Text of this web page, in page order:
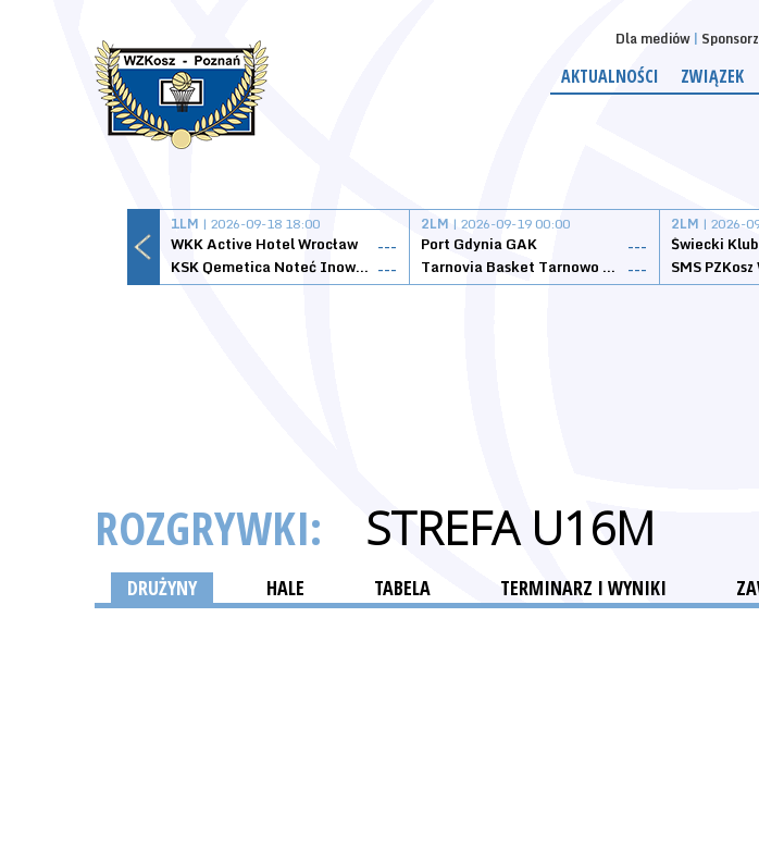
Dla mediów
AKTUALNOŚCI ZWIĄZEK
1LM | 2026-09-18 18:00
WKK Active Hotel Wrocław
---
KSK Qemetica Noteć Inowrocław ---
2LM | 2026-09-19 00:00
Port Gdynia GAK
---
Tarnovia Basket Tarnowo Podgórne ---
2LM | 2026-
Świecki
SMS
ROZGRYWKI: STREFA U16M
DRUŻYNY HALE TABELA TERMINARZ I WYNIKI